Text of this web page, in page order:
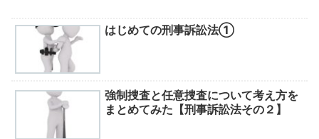
はじめての刑事訴訟法①
強制捜査と任意捜査について考え方を
まとめてみた【刑事訴訟法その２】